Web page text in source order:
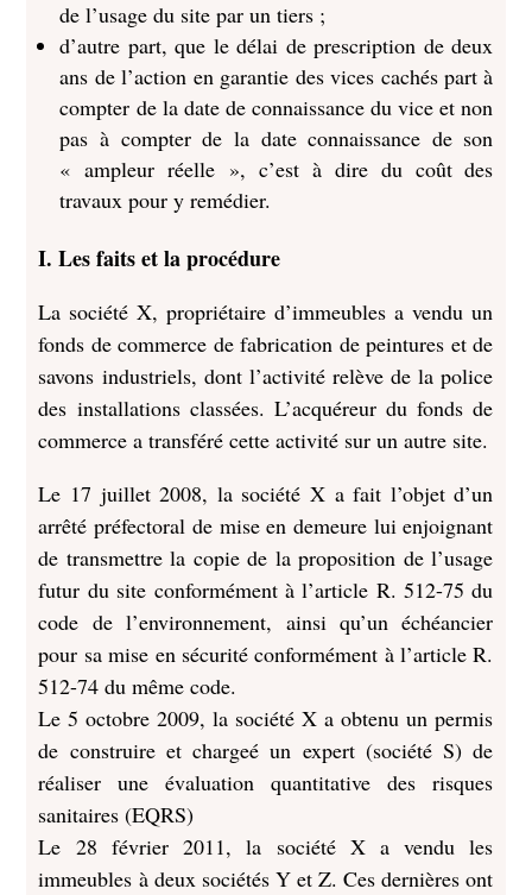
de l’usage du site par un tiers ;
d’autre part, que le délai de prescription de deux
ans de l’action en garantie des vices cachés part à
compter de la date de connaissance du vice et non
pas à compter de la date connaissance de son
« ampleur réelle », c’est à dire du coût des
travaux pour y remédier.
I. Les faits et la procédure
La société X, propriétaire d’immeubles a vendu un
fonds de commerce de fabrication de peintures et de
savons industriels, dont l’activité relève de la police
des installations classées. L’acquéreur du fonds de
commerce a transféré cette activité sur un autre site.
Le 17 juillet 2008, la société X a fait l’objet d’un
arrêté préfectoral de mise en demeure lui enjoignant
de transmettre la copie de la proposition de l’usage
futur du site conformément à l’article R. 512-75 du
code de l’environnement, ainsi qu’un échéancier
pour sa mise en sécurité conformément à l’article R.
512-74 du même code.
Le 5 octobre 2009, la société X a obtenu un permis
de construire et chargeé un expert (société S) de
réaliser une évaluation quantitative des risques
sanitaires (EQRS)
Le 28 février 2011, la société X a vendu les
immeubles à deux sociétés Y et Z. Ces dernières ont